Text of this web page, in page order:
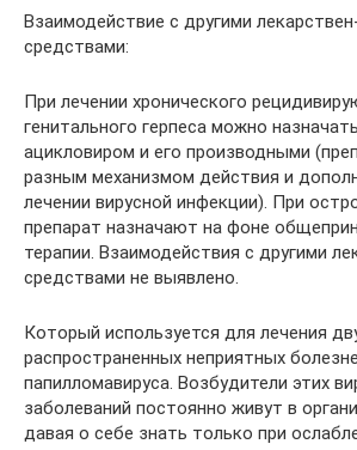
Взаимодействие с другими
средствами:
При лечении хронического
генитального герпеса можно
ацикловиром и его производными
разным механизмом действия и
лечении вирусной инфекции). При
препарат назначают на фоне
терапии. Взаимодействия с другими
средствами не выявлено.
Который используется для лечения
распространенных неприятных
папилломавируса. Возбудители этих
заболеваний постоянно живут в
давая о себе знать только при